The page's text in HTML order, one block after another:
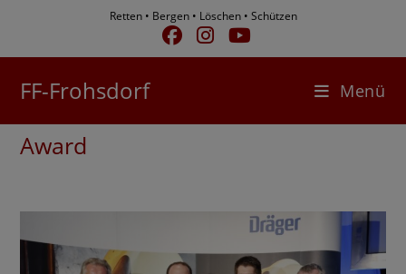
Retten • Bergen • Löschen • Schützen
FF-Frohsdorf Menü
Award